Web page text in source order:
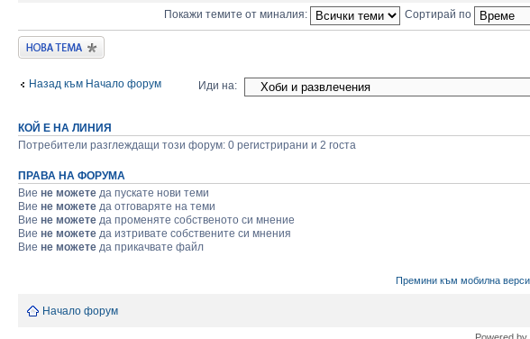
Покажи темите от миналия: Сортирай по
Публикувай нова
тема
Назад към Начало форум Иди на:
КОЙ Е НА ЛИНИЯ
Потребители разглеждащи този форум: 0 регистрирани и 2 госта
ПРАВА НА ФОРУМА
Вие не можете да пускате нови теми
Вие не можете да отговаряте на теми
Вие не можете да променяте собственото си мнение
Вие не можете да изтривате собствените си мнения
Вие не можете да прикачвате файл
Премини към мобилна
Начало форум